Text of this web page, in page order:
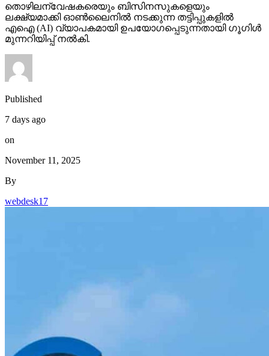
തൊഴിലന്വേഷകരെയും ബിസിനസുകളെയും
ലക്ഷ്യമാക്കി ഓണ്‍ലൈനില്‍ നടക്കുന്ന തട്ടിപ്പുകളില്‍
എഐ (AI) വ്യാപകമായി ഉപയോഗപ്പെടുന്നതായി ഗൂഗിള്‍
മുന്നറിയിപ്പ് നല്‍കി.
Published
7 days ago
on
November 11, 2025
By
webdesk17